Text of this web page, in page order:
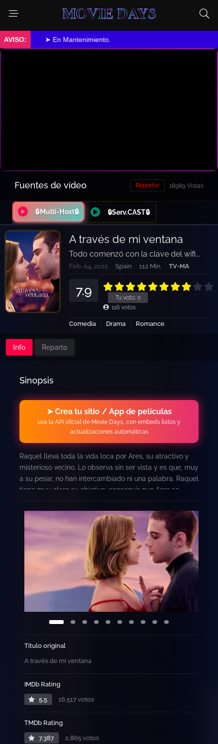
MOVIE DAYS
➤ En Mantenimiento.
Fuentes de vídeo 18989 Vistas
Reportar
🔒Multi-Host🔒 🔒Serv.CAST🔒
A través de mi ventana
Todo comenzó con la clave del wifi...
Feb. 04, 2022 Spain 112 Min. TV-MA
Tu voto: 0
7.9
116 votos
Comedia Drama Romance
Info Reparto
Sinopsis
➤ Crea tu sitio / App de películas
usa la API oficial de Movie Days, con embeds listos y
actualizaciones automáticas
Raquel lleva toda la vida loca por Ares, su atractivo y
misterioso vecino. Lo observa sin ser vista y es que, muy
a su pesar, no han intercambiado ni una palabra. Raquel
tiene muy claro su objetivo: conseguir que Ares se
está dispuesta a perderlo todo por el camino, y mucho
menos a sí misma…
Título original
A través de mi ventana
IMDb Rating
5.5 16,517 votos
TMDb Rating
7.387 2,865 votos